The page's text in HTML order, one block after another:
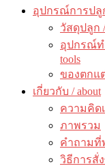
อุปกรณ์การปลู
วัสดุปลูก /
อุปกรณ์ท
tools
ของตกแต่
เกี่ยวกับ / about
ความคิด
ภาพรวม
คำถามที่
วิธีการสั่